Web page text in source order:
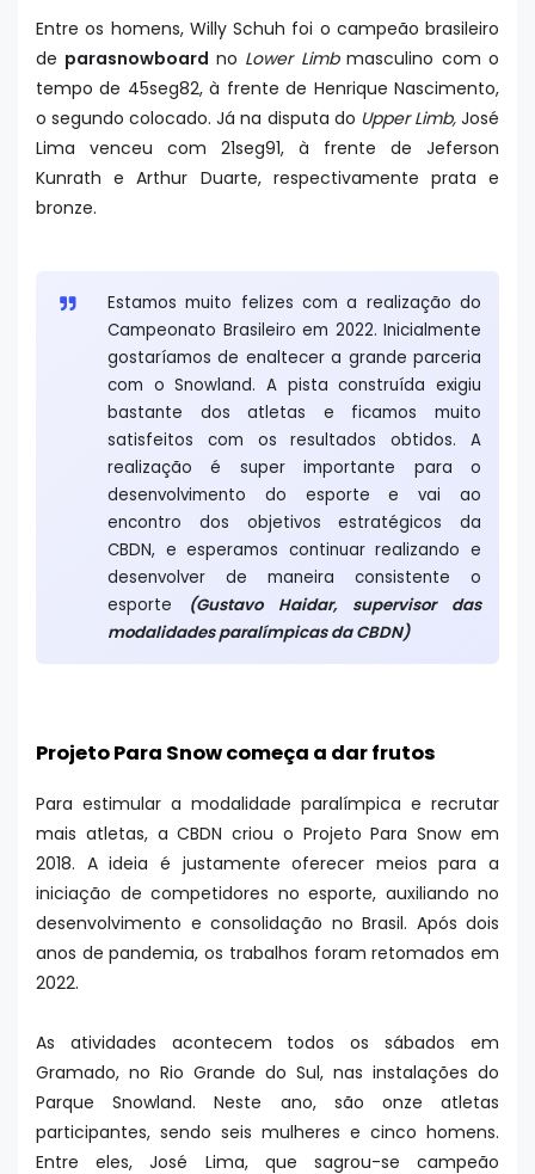
Entre os homens, Willy Schuh foi o campeão brasileiro
de parasnowboard no Lower Limbmasculino com o
tempo de 45seg82, à frente de Henrique Nascimento,
o segundo colocado. Já na disputa do Upper Limb,José
Lima venceu com 21seg91, à frente de Jeferson
Kunrath e Arthur Duarte, respectivamente prata e
bronze.
Estamos muito felizes com a realização do
Campeonato Brasileiro em 2022. Inicialmente
gostaríamos de enaltecer a grande parceria
com o Snowland. A pista construída exigiu
bastante dos atletas e ficamos muito
satisfeitos com os resultados obtidos. A
realização é super importante para o
desenvolvimento do esporte e vai ao
encontro dos objetivos estratégicos da
CBDN, e esperamos continuar realizando e
desenvolver de maneira consistente o
esporte
(Gustavo Haidar, supervisor das
modalidades paralímpicas da CBDN)
Projeto Para Snow começa a dar frutos
Para estimular a modalidade paralímpica e recrutar
mais atletas, a CBDN criou o Projeto Para Snow em
2018. A ideia é justamente oferecer meios para a
iniciação de competidores no esporte, auxiliando no
desenvolvimento e consolidação no Brasil. Após dois
anos de pandemia, os trabalhos foram retomados em
2022.
As atividades acontecem todos os sábados em
Gramado, no Rio Grande do Sul, nas instalações do
Parque Snowland. Neste ano, são onze atletas
participantes, sendo seis mulheres e cinco homens.
Entre eles, José Lima, que sagrou-se campeão